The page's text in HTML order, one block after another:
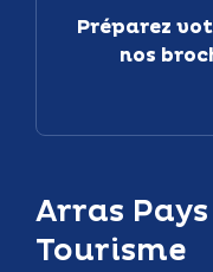
Arras
Tourisme
Préparez
nos